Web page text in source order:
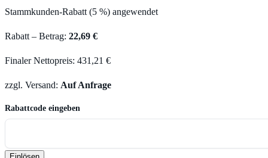
Stammkunden-Rabatt (5 %) angewendet
Rabatt – Betrag: 22,69 €
Finaler Nettopreis: 431,21 €
zzgl. Versand: Auf Anfrage
Rabattcode eingeben